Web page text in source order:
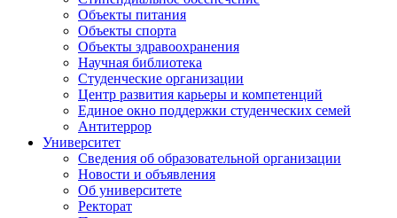
Объекты питания
Объекты спорта
Объекты здравоохранения
Научная библиотека
Студенческие организации
Центр развития карьеры и компетенций
Единое окно поддержки студенческих семей
Антитеррор
Университет
Сведения об образовательной организации
Новости и объявления
Об университете
Ректорат